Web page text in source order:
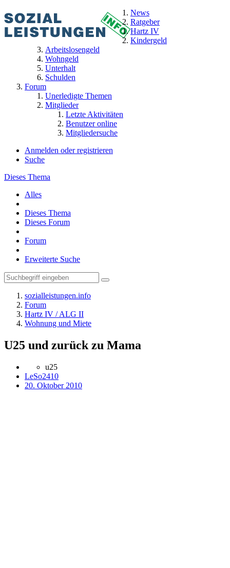
News
Ratgeber
Hartz IV
Kindergeld
Arbeitslosengeld
Wohngeld
Unterhalt
Schulden
Forum
Unerledigte Themen
Mitglieder
Letzte Aktivitäten
Benutzer online
Mitgliedersuche
Anmelden oder registrieren
Suche
Dieses Thema
Alles
Dieses Thema
Dieses Forum
Forum
Erweiterte Suche
sozialleistungen.info
Forum
Hartz IV / ALG II
Wohnung und Miete
U25 und zurück zu Mama
u25
LeSo2410
20. Oktober 2010